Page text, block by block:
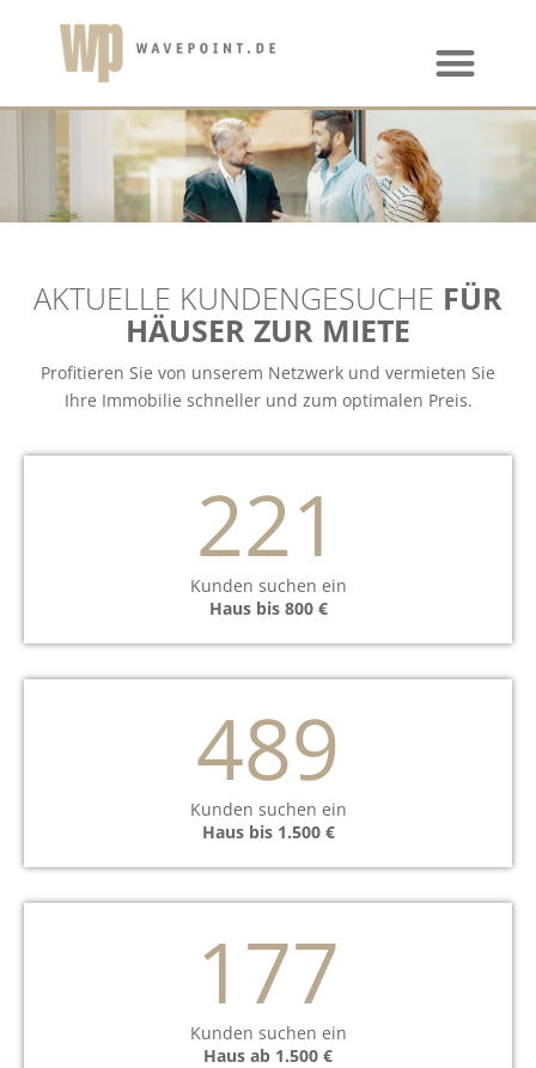
AKTUELLE KUNDENGESUCHE FÜR
HÄUSER ZUR MIETE
Profitieren Sie von unserem Netzwerk und vermieten Sie
Ihre Immobilie schneller und zum optimalen Preis.
221
Kunden suchen ein
Haus bis 800 €
489
Kunden suchen ein
Haus bis 1.500 €
177
Kunden suchen ein
Haus ab 1.500 €